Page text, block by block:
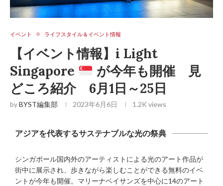
イベント ライフスタイル＆イベント情報
【イベント情報】i Light
Singapore
が今年も開催 見
どころ紹介 6月1日～25日
byBYST編集部 2023年6月6日 1.2K views
アジアを代表するサステナブルな光の祭典
シンガポール国内外のアーティストによる光のアート作品が
街中に展示され、歩きながら楽しむことができる無料のイベ
ントが今年も開催。マリーナベイサンズを中心に14のアート